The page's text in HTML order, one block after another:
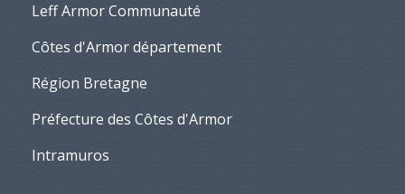
Leff Armor Communauté
Côtes d'Armor département
Région Bretagne
Préfecture des Côtes d'Armor
Intramuros